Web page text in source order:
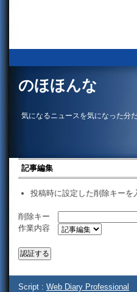
のほほんな
気になるニュースを気になった分だ
記事編集
投稿時に設定した削除キーを
削除キー
作業内容
Script : Web Diary Professional